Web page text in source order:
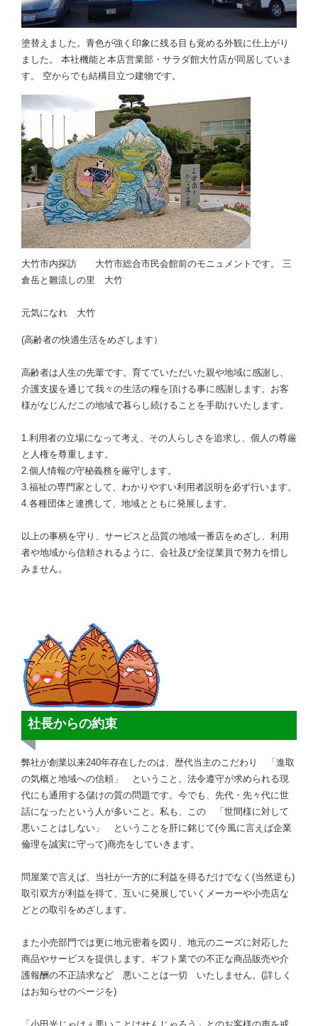
塗替えました。青色が強く印象に残る目も覚める外観に仕上がり
ました。 本社機能と本店営業部・サラダ館大竹店が同居していま
す。 空からでも結構目立つ建物です。
大竹市内探訪 大竹市総合市民会館前のモニュメントです。 三
倉岳と雛流しの里 大竹
元気になれ 大竹
(高齢者の快適生活をめざします）
高齢者は人生の先輩です。育てていただいた親や地域に感謝し、
介護支援を通じて我々の生活の糧を頂ける事に感謝します。お客
様がなじんだこの地域で暮らし続けることを手助けいたします。
1.利用者の立場になって考え、その人らしさを追求し、個人の尊厳
と人権を尊重します。
2.個人情報の守秘義務を厳守します。
3.福祉の専門家として、わかりやすい利用者説明を必ず行います。
4.各種団体と連携して、地域とともに発展します。
以上の事柄を守り、サービスと品質の地域一番店をめざし、利用
者や地域から信頼されるように、会社及び全従業員で努力を惜し
みません。
社長からの約束
弊社が創業以来240年存在したのは、歴代当主のこだわり 「進取
の気概と地域への信頼」 ということ。法令遵守が求められる現
代にも通用する儲けの質の問題です。今でも、先代・先々代に世
話になったという人が多いこと。私も、この 「世間様に対して
悪いことはしない」 ということを肝に銘じて(今風に言えば企業
倫理を誠実に守って)商売をしていきます。
問屋業で言えば、当社が一方的に利益を得るだけでなく(当然逆も)
取引双方が利益を得て、互いに発展していくメーカーや小売店な
どとの取引をめざします。
また小売部門では更に地元密着を図り、地元のニーズに対応した
商品やサービスを提供します。ギフト業での不正な商品販売や介
護報酬の不正請求など 悪いことは一切 いたしません。(詳しく
はお知らせのページを)